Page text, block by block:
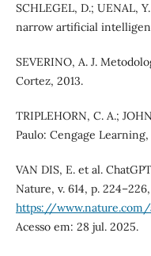
SCHLEGEL, D.; UENAL,
narrow artificial
SEVERINO, A. J.
Cortez, 2013.
TRIPLEHORN, C. A.;
Paulo: Cengage Learning,
VAN DIS, E. et al.
Nature, v. 614, p.
https://
Acesso em: 28 jul. 2025.